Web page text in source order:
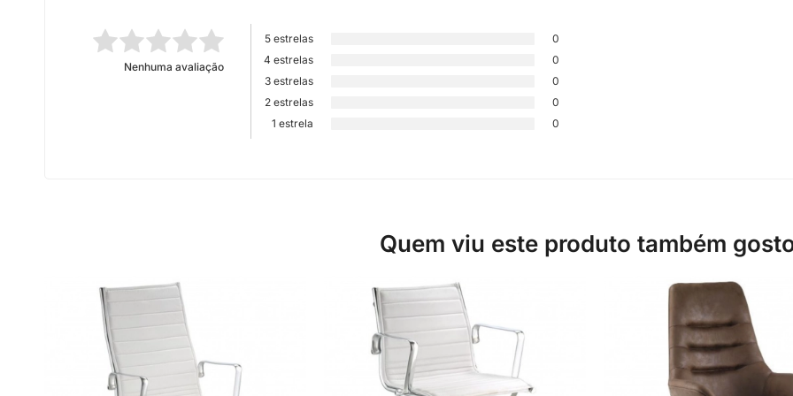
Nenhuma avaliação
5 estrelas
0
4 estrelas
0
3 estrelas
0
2 estrelas
0
1 estrela
0
Quem viu este produto também